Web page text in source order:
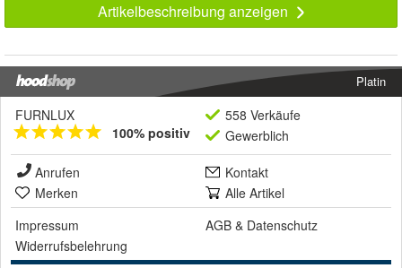
Artikelbeschreibung anzeigen
Platin
FURNLUX
100% positiv
558 Verkäufe
Gewerblich
Anrufen
Kontakt
Merken
Alle Artikel
Impressum
AGB & Datenschutz
Widerrufsbelehrung